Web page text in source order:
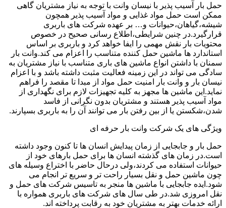
حمل بار آسیب پذیر با نیسان وانت با توجه به نیاز مشتریان گاهی
ممکن است حمل مواد غذایی و مواد آسیب پذیر همچون
شیشه،گیاهان،حیوانات و… بر عهده شرکت های باربری
قرارگیرد.در چنین شرایطی،اطلاع رسانی صحیح در خصوص
محتویات بار نقش مهمی را ایفا خواهد کرد و باربری بر اساس
استاندارد ها ماشین حمل کننده متناسب را اعزام می کند.وانت بار
سمنان با داشتن انواع ماشین های باری متناسب با نیاز مشتریان به
سادگی می تواند در این زمینه فعالیت مثبت داشته باشد و با اعزام
نیسان بار و وانت بار امنیت حمل مواد از مبدا تا مقصد را فراهم
نماید.این ماشین ها مجهز به کلیه تجهیزات لازم برای نگهداری از
مواد آسیب پذیر هستند و مشتریان بدون نگرانی از فاسد
شدن،شکستن یا از بین رفتن بار می توانند آن را به باربری بسپارند.
ویژگی های یک شرکت وانت بار حرفه ای
حمل بار و جابجایی از زمان پیدایش انسان ها تا کنون وجود داشته
است.در زمان های گذشته انسان ها برای حمل بارهای خود از
حیوانات استفاده می کردند،ولی درحال حاضر با اختراع وسیله های
چون ماشین حمل و نقل بسیار راحت تر و سریع تر انجام می
شود.ایده جابجایی با ماشین ها منجر به تاسیس شرکت های حمل و
نقل امروزی شد.در طی سال های شرکت های باربری همواره با
ارائه خدمات بهتر به مشتریان خود به رقابت پرداخته اند.